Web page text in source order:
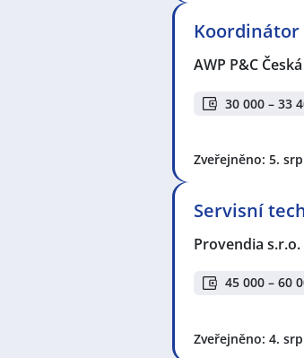
Koordinátor
AWP P&C
30 000 – 33
Zveřejněno: 5.
Servisní
Provendia s.r.o.
45 000 – 60
Zveřejněno: 4.